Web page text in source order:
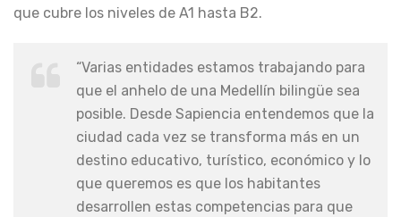
que cubre los niveles de A1 hasta B2.
“Varias entidades estamos trabajando para
que el anhelo de una Medellín bilingüe sea
posible. Desde Sapiencia entendemos que la
ciudad cada vez se transforma más en un
destino educativo, turístico, económico y lo
que queremos es que los habitantes
desarrollen estas competencias para que